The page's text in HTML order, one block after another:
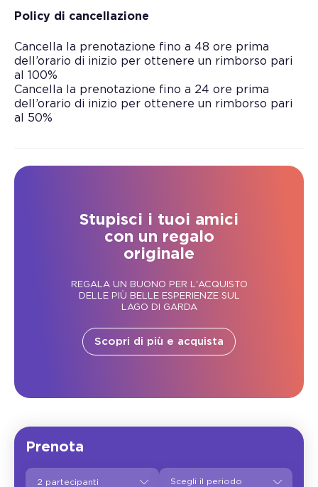
Policy di cancellazione
Cancella la prenotazione fino a 48 ore prima
dell’orario di inizio per ottenere un rimborso pari
al 100%
Cancella la prenotazione fino a 24 ore prima
dell’orario di inizio per ottenere un rimborso pari
al 50%
Stupisci i tuoi amici
con un regalo
originale
REGALA UN BUONO PER L'ACQUISTO
DELLE PIÙ BELLE ESPERIENZE SUL
LAGO DI GARDA
Scopri di più e acquista
Prenota
2 partecipanti